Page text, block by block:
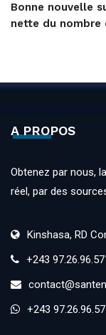
Bonne nouvelle
nette du nombre
A PROPOS
Obtenez par nous,
réel, par des
Kinshasa, RD
+243
+243